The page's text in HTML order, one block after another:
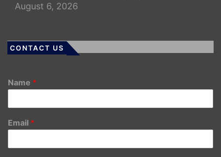
August 6, 2026
CONTACT US
Name *
Email *